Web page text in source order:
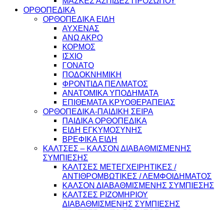
ΟΡΘΟΠΕΔΙΚΑ
ΟΡΘΟΠΕΔΙΚΑ ΕΙΔΗ
ΑΥΧΕΝΑΣ
ΑΝΩ ΑΚΡΟ
ΚΟΡΜΟΣ
ΙΣΧΙΟ
ΓΟΝΑΤΟ
ΠΟΔΟΚΝΗΜΙΚΗ
ΦΡΟΝΤΙΔΑ ΠΕΛΜΑΤΟΣ
ΑΝΑΤΟΜΙΚΑ ΥΠΟΔΗΜΑΤΑ
ΕΠΙΘΕΜΑΤΑ ΚΡΥΟΘΕΡΑΠΕΙΑΣ
ΟΡΘΟΠΕΔΙΚΑ-ΠΑΙΔΙΚΗ ΣΕΙΡΑ
ΠΑΙΔΙΚΑ ΟΡΘΟΠΕΔΙΚΑ
ΕΙΔΗ ΕΓΚΥΜΟΣΥΝΗΣ
ΒΡΕΦΙΚΑ ΕΙΔΗ
ΚΑΛΤΣΕΣ – ΚΑΛΣΟΝ ΔΙΑΒΑΘΜΙΣΜΕΝΗΣ
ΣΥΜΠΙΕΣΗΣ
ΚΑΛΤΣΕΣ ΜΕΤΕΓΧΕΙΡΗΤΙΚΕΣ /
ΑΝΤΙΘΡΟΜΒΩΤΙΚΕΣ / ΛΕΜΦΟΙΔΗΜΑΤΟΣ
ΚΑΛΣΟΝ ΔΙΑΒΑΘΜΙΣΜΕΝΗΣ ΣΥΜΠΙΕΣΗΣ
ΚΑΛΤΣΕΣ ΡΙΖΟΜΗΡΙΟΥ
ΔΙΑΒΑΘΜΙΣΜΕΝΗΣ ΣΥΜΠΙΕΣΗΣ